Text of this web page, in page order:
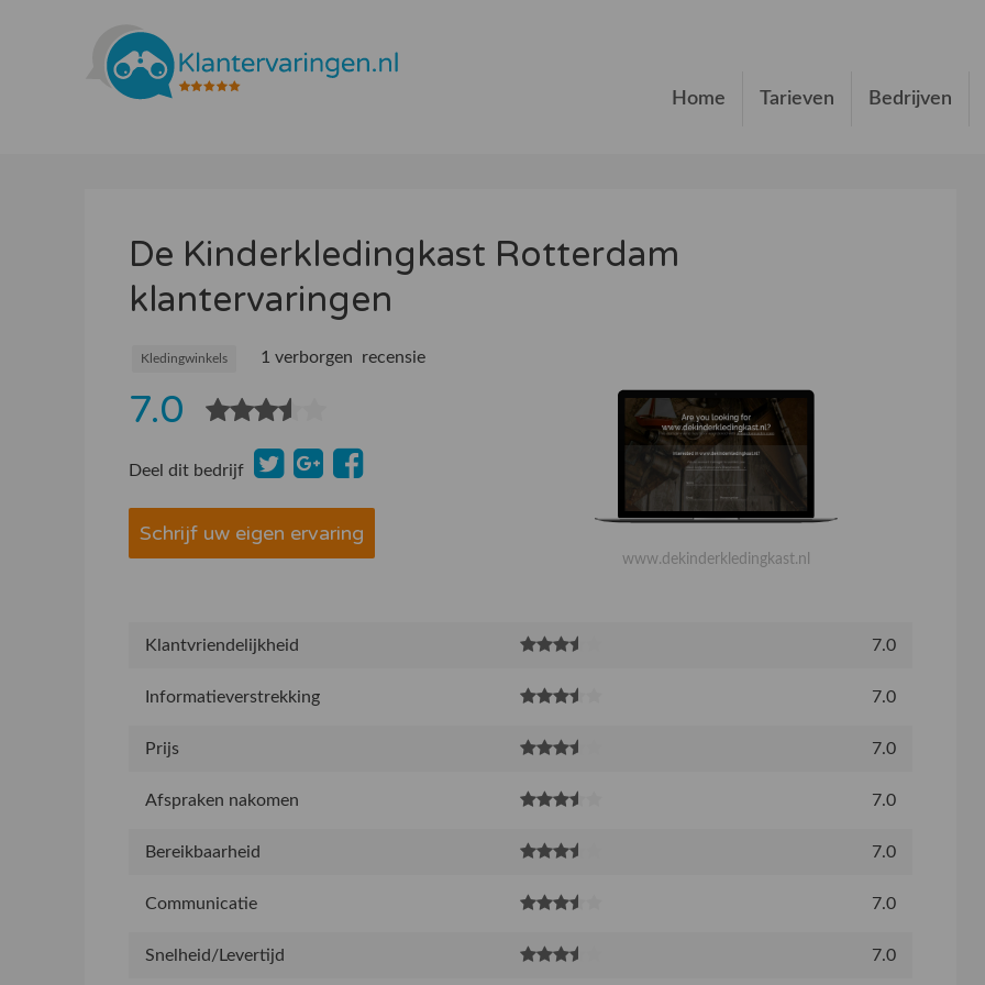
Home Tarieven Bedrijven
De Kinderkledingkast Rotterdam
klantervaringen
Kledingwinkels 1 verborgen recensie
7.0
Deel dit bedrijf
Schrijf uw eigen ervaring
www.dekinderkledingkast.nl
Klantvriendelijkheid 7.0
Informatieverstrekking 7.0
Prijs 7.0
Afspraken nakomen 7.0
Bereikbaarheid 7.0
Communicatie 7.0
Snelheid/Levertijd 7.0